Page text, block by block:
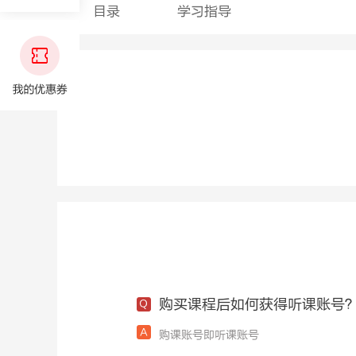
目录 学习指导
购买课程后如何获得听课账号
购课账号即听课账号